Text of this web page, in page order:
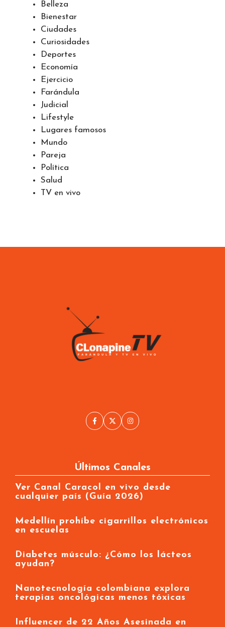
Animales
Bares, discotecas y restaurantes
Belleza
Bienestar
Ciudades
Curiosidades
Deportes
Economía
Ejercicio
Farándula
Judicial
Lifestyle
Lugares famosos
Mundo
Pareja
Política
Últimos Canales
Ver Canal Caracol en vivo desde
cualquier país (Guía 2026)
Medellín prohíbe cigarrillos electrónicos
en escuelas
Diabetes músculo: ¿Cómo los lácteos
ayudan?
Nanotecnología colombiana explora